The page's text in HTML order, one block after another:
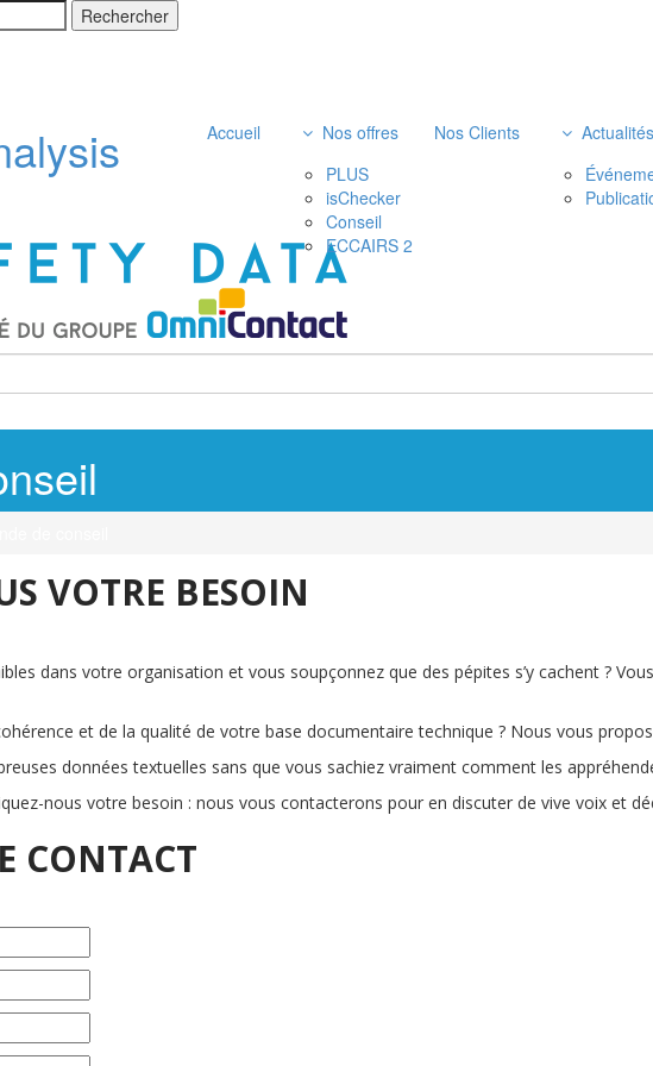
Accueil
Nos offres
PLUS
isChecker
Conseil
ECCAIRS 2
Nos Clients
Actualités
VOTRE BESOIN
dans votre organisation et vous soupçonnez que des pépites s’y cachent ?
et de la qualité de votre base documentaire technique ? Nous vous
données textuelles sans que vous sachiez vraiment comment les
nous votre besoin : nous vous contacterons pour en discuter de vive voix et
CONTACT